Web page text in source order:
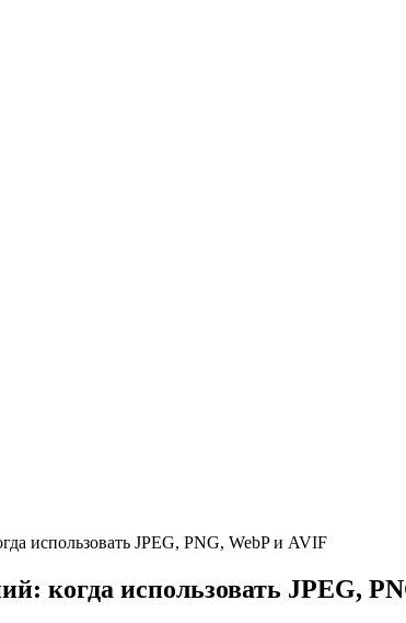
использовать JPEG, PNG, WebP и AVIF
когда использовать JPEG,